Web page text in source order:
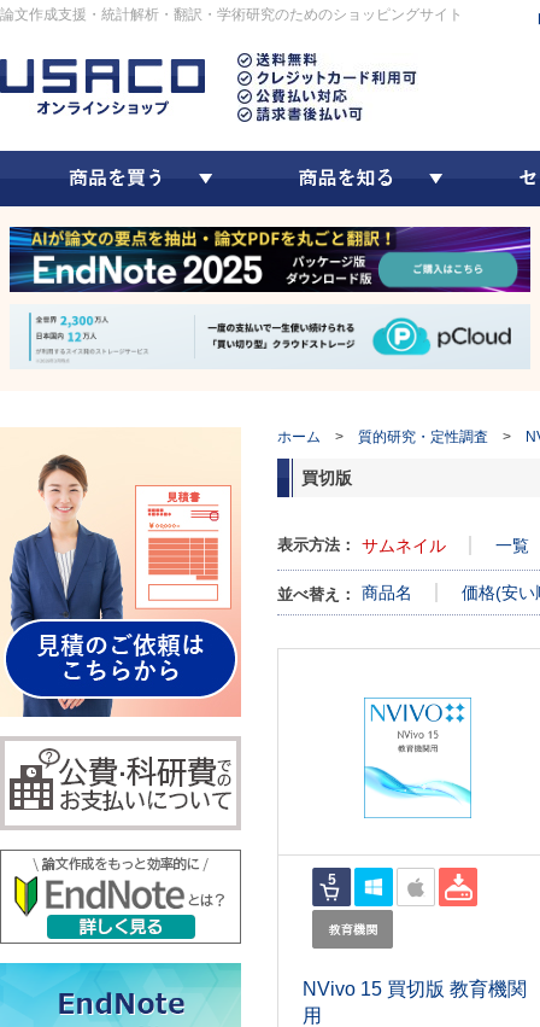
論文作成支援・統計解析・翻訳・学術研究のためのショッピングサイト
ホーム > 質的研究・定性調査 >
買切版
表示方法： サムネイル 一覧
並べ替え： 商品名 価格(安
NVivo 15 買切版 教育機関
用